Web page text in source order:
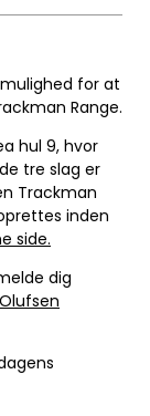
for at
Range.
hul 9, hvor
tre slag er
Trackman
inden
side.
dig